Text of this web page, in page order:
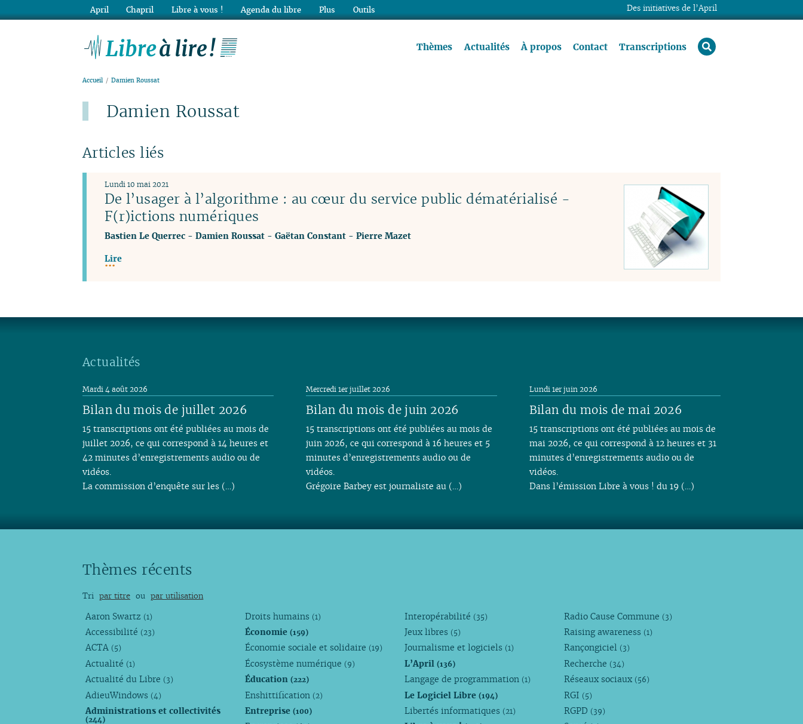
Thèmes Actualités À propos Contact Transcriptions rechercher
Accueil Damien Roussat
Damien Roussat
Articles liés
De l’usager à l’algorithme : au cœur du service public dématérialisé -
F(r)ictions numériques
Lundi 10 mai 2021
Bastien Le Querrec- Damien Roussat- Gaëtan Constant- Pierre Mazet
Lire
Actualités
Bilan du mois de juillet 2026
Mardi 4 août 2026
15 transcriptions ont été publiées au mois de
juillet 2026, ce qui correspond à 14 heures et
42 minutes d’enregistrements audio ou de
vidéos.
La commission d’enquête sur les (…)
Bilan du mois de juin 2026
Mercredi 1er juillet 2026
15 transcriptions ont été publiées au mois de
juin 2026, ce qui correspond à 16 heures et 5
minutes d’enregistrements audio ou de
vidéos.
Grégoire Barbey est journaliste au (…)
Bilan du mois de mai 2026
Lundi 1er juin 2026
15 transcriptions ont été publiées au mois de
mai 2026, ce qui correspond à 12 heures et 31
minutes d’enregistrements audio ou de
vidéos.
Dans l’émission Libre à vous ! du 19 (…)
Thèmes récents
Tri par titre ou par utilisation
Aaron Swartz (1)
Accessibilité (23)
ACTA (5)
Actualité (1)
Actualité du Libre (3)
AdieuWindows (4)
Administrations et collectivités
(244)
Droits humains (1)
Économie(159)
Économie sociale et solidaire (19)
Écosystème numérique (9)
Éducation(222)
Enshittification (2)
Entreprise(100)
Interopérabilité (35)
Jeux libres (5)
Journalisme et logiciels (1)
L’April(136)
Langage de programmation (1)
Le Logiciel Libre(194)
Libertés informatiques (21)
Radio Cause Commune (3)
Raising awareness (1)
Rançongiciel (3)
Recherche (34)
Réseaux sociaux (56)
RGI (5)
RGPD (39)
Des initiatives de l’April
April Chapril Libre à vous ! Agenda du libre Plus Outils